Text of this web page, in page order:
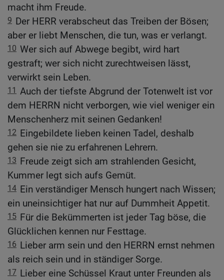
macht ihm Freude.
9 Der HERR verabscheut das Treiben der Bösen;
aber er liebt Menschen, die tun, was er verlangt.
10 Wer sich auf Abwege begibt, wird hart
gestraft; wer sich nicht zurechtweisen lässt,
verwirkt sein Leben.
11 Auch der tiefste Abgrund der Totenwelt ist vor
dem HERRN nicht verborgen, wie viel weniger ein
Menschenherz mit seinen Gedanken!
12 Eingebildete lieben keinen Tadel, deshalb
gehen sie nie zu erfahrenen Lehrern.
13 Freude zeigt sich am strahlenden Gesicht,
Kummer legt sich aufs Gemüt.
14 Ein verständiger Mensch hungert nach Wissen;
ein uneinsichtiger hat nur auf Dummheit Appetit.
15 Für die Bekümmerten ist jeder Tag böse, die
Glücklichen kennen nur Festtage.
16 Lieber arm sein und den HERRN ernst nehmen
als reich sein und in ständiger Sorge.
17 Lieber eine Schüssel Kraut unter Freunden als